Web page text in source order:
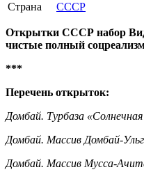
Страна
СССР
Открытки СССР набор
чистые полный
***
Перечень открыток:
Домбай. Турбаза
Домбай. Массив Домбай-
Домбай. Массив Мусса-